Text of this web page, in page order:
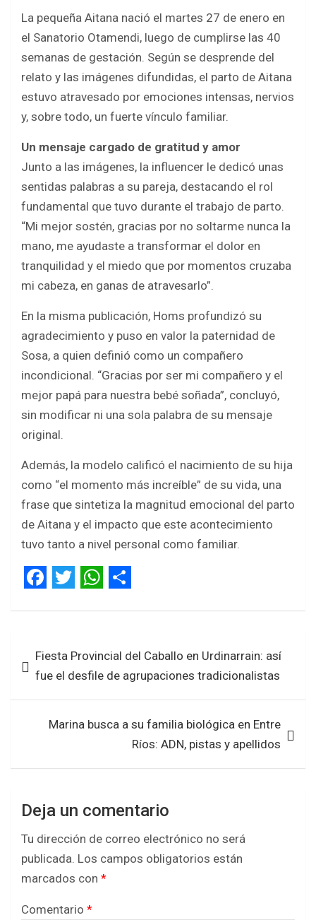
La pequeña Aitana nació el martes 27 de enero en
el Sanatorio Otamendi, luego de cumplirse las 40
semanas de gestación. Según se desprende del
relato y las imágenes difundidas, el parto de Aitana
estuvo atravesado por emociones intensas, nervios
y, sobre todo, un fuerte vínculo familiar.
Un mensaje cargado de gratitud y amor
Junto a las imágenes, la influencer le dedicó unas
sentidas palabras a su pareja, destacando el rol
fundamental que tuvo durante el trabajo de parto.
“Mi mejor sostén, gracias por no soltarme nunca la
mano, me ayudaste a transformar el dolor en
tranquilidad y el miedo que por momentos cruzaba
mi cabeza, en ganas de atravesarlo”.
En la misma publicación, Homs profundizó su
agradecimiento y puso en valor la paternidad de
Sosa, a quien definió como un compañero
incondicional. “Gracias por ser mi compañero y el
mejor papá para nuestra bebé soñada”, concluyó,
sin modificar ni una sola palabra de su mensaje
original.
Además, la modelo calificó el nacimiento de su hija
como “el momento más increíble” de su vida, una
frase que sintetiza la magnitud emocional del parto
de Aitana y el impacto que este acontecimiento
tuvo tanto a nivel personal como familiar.
e
t
e
r
t
A
p
a
r
de Fiesta Provincial del Caballo en Urdinarrain: así
fue el desfile de agrupaciones tradicionalistas
Marina busca a su familia biológica en Entre
Ríos: ADN, pistas y apellidos
Deja un comentario
Tu dirección de correo electrónico no será
publicada. Los campos obligatorios están
marcados con *
Comentario *